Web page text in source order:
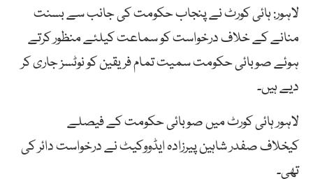
لاہور: ہائی کورٹ نے پنجاب حکومت کی جانب سے بسنت
منانے کے خلاف درخواست کو سماعت کیلئے منظور کرتے
ہوئے صوبائی حکومت سمیت تمام فریقین کو نوٹسز جاری کر
دیے ہیں۔
لاہور ہائی کورٹ میں صوبائی حکومت کے فیصلے
کیخلاف صفدر شاہین پیرزادہ ایڈووکیٹ نے درخواست دائر کی
تھی۔